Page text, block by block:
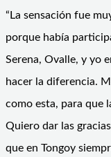
“La sensación fue
porque había
Serena, Ovalle, y yo
hacer la diferencia.
como esta, para que
Quiero dar las
que en Tongoy